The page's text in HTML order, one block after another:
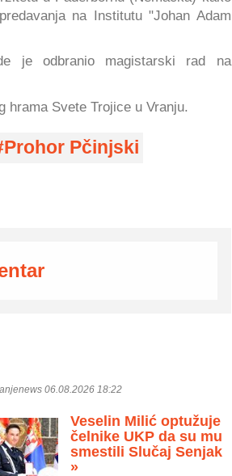
na Institutu "Johan Adam
je odbranio magistarski rad na
hrama Svete Trojice u Vranju.
Prohor Pčinjski
06.08.2026 18:22
Veselin Milić optužuje
čelnike UKP da su mu
smestili Slučaj Senjak
»